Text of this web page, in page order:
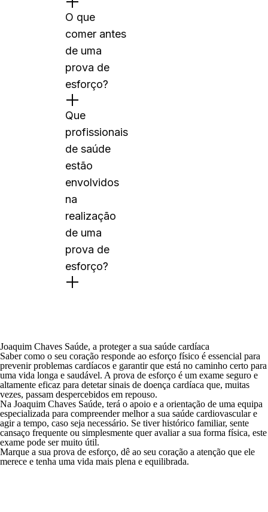
O que
comer antes
de uma
prova de
esforço?
Que
profissionais
de saúde
estão
envolvidos
na
realização
de uma
prova de
esforço?
Joaquim Chaves Saúde, a proteger a sua saúde cardíaca
Saber como o seu coração responde ao esforço físico é essencial para
prevenir problemas cardíacos e garantir que está no caminho certo para
uma vida longa e saudável. A prova de esforço é um exame seguro e
altamente eficaz para detetar sinais de doença cardíaca que, muitas
vezes, passam despercebidos em repouso.
Na Joaquim Chaves Saúde, terá o apoio e a orientação de uma equipa
especializada para compreender melhor a sua saúde cardiovascular e
agir a tempo, caso seja necessário. Se tiver histórico familiar, sente
cansaço frequente ou simplesmente quer avaliar a sua forma física, este
exame pode ser muito útil.
Marque a sua prova de esforço, dê ao seu coração a atenção que ele
merece e tenha uma vida mais plena e equilibrada.